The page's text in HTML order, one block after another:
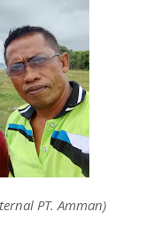
PT. Amman)